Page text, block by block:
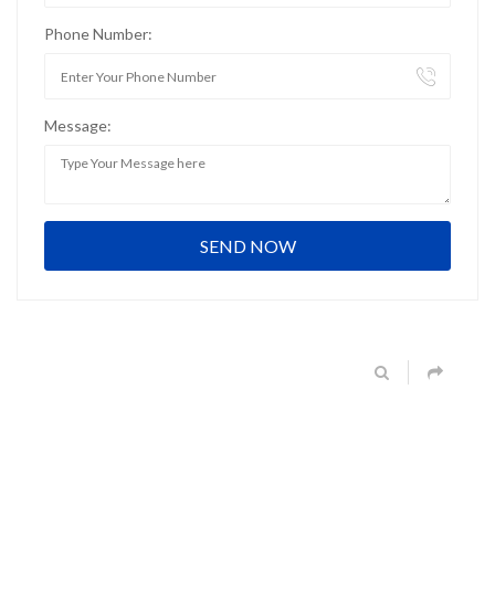
Phone Number:
Message: